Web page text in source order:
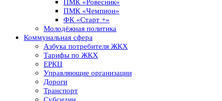
ПМК «Ровесник»
ПМК «Чемпион»
ФК «Старт +»
Молодёжная политика
Коммунальная сфера
Азбука потребителя ЖКХ
Тарифы по ЖКХ
ЕРКЦ
Управляющие организации
Дороги
Транспорт